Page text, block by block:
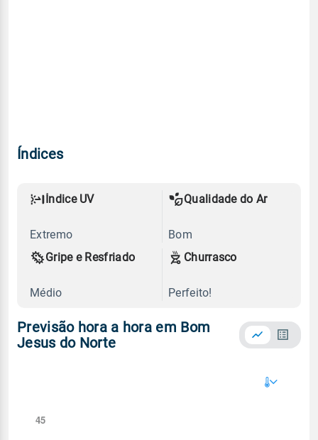
Índices
Índice UV
Extremo
Qualidade do Ar
Bom
Gripe e Resfriado
Médio
Churrasco
Perfeito!
Previsão hora a hora em Bom
Jesus do Norte